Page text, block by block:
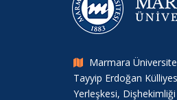
Marmara
Tayyip Erdoğan
Yerleşkesi,